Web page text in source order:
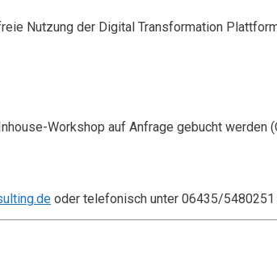
Nutzung der Digital Transformation
Workshop auf Anfrage gebucht werden
oder telefonisch unter 06435/5480251